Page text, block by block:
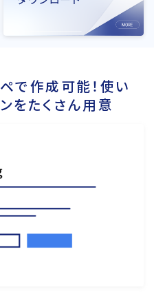
で作成可能！使い
をたくさん用意